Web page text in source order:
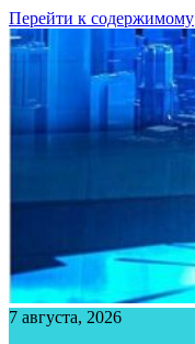
Перейти к содержимому
7 августа, 2026